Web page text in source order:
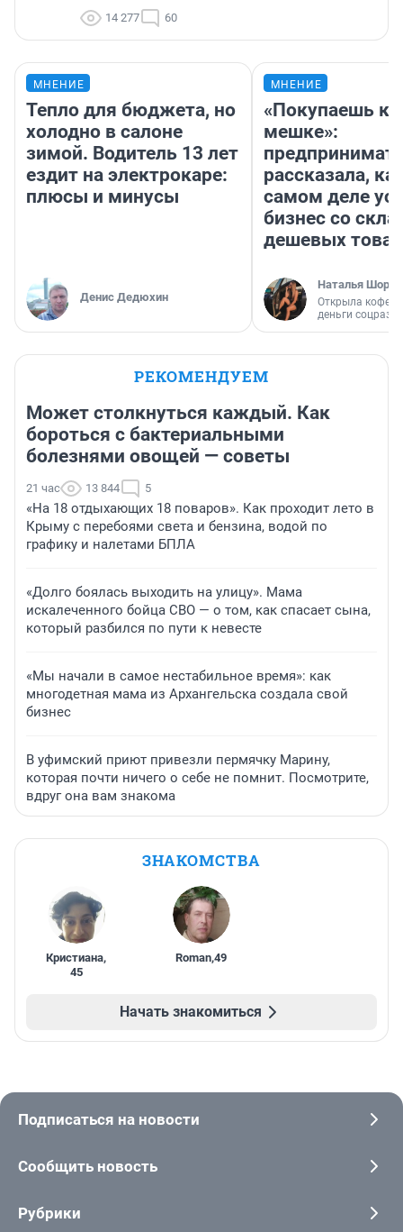
14 277 60
МНЕНИЕ
Тепло для бюджета, но
холодно в салоне
зимой. Водитель 13 лет
ездит на электрокаре:
плюсы и минусы
Денис Дедюхин
МНЕНИЕ
«Покупаешь
мешке»:
рассказала,
самом деле
бизнес со
дешевых
Наталья
Открыла
деньги
РЕКОМЕНДУЕМ
Может столкнуться каждый. Как
бороться с бактериальными
болезнями овощей — советы
21 час 13 844 5
«На 18 отдыхающих 18 поваров». Как проходит лето в
Крыму с перебоями света и бензина, водой по
графику и налетами БПЛА
«Долго боялась выходить на улицу». Мама
искалеченного бойца СВО — о том, как спасает сына,
который разбился по пути к невесте
«Мы начали в самое нестабильное время»: как
многодетная мама из Архангельска создала свой
бизнес
В уфимский приют привезли пермячку Марину,
которая почти ничего о себе не помнит. Посмотрите,
вдруг она вам знакома
ЗНАКОМСТВА
Кристиана,
45
Roman,49
Начать знакомиться
Подписаться на новости
Сообщить новость
Рубрики